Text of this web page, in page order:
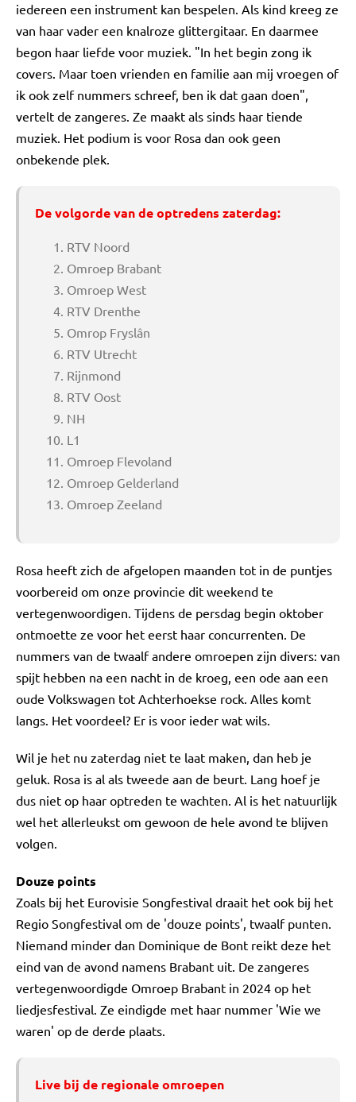
iedereen een instrument kan bespelen. Als kind kreeg ze
van haar vader een knalroze glittergitaar. En daarmee
begon haar liefde voor muziek. "In het begin zong ik
covers. Maar toen vrienden en familie aan mij vroegen of
ik ook zelf nummers schreef, ben ik dat gaan doen",
vertelt de zangeres. Ze maakt als sinds haar tiende
muziek. Het podium is voor Rosa dan ook geen
onbekende plek.
De volgorde van de optredens zaterdag:
RTV Noord
Omroep Brabant
Omroep West
RTV Drenthe
Omrop Fryslân
RTV Utrecht
Rijnmond
RTV Oost
NH
L1
Omroep Flevoland
Omroep Gelderland
Omroep Zeeland
Rosa heeft zich de afgelopen maanden tot in de puntjes
voorbereid om onze provincie dit weekend te
vertegenwoordigen. Tijdens de persdag begin oktober
ontmoette ze voor het eerst haar concurrenten. De
nummers van de twaalf andere omroepen zijn divers: van
spijt hebben na een nacht in de kroeg, een ode aan een
oude Volkswagen tot Achterhoekse rock. Alles komt
langs. Het voordeel? Er is voor ieder wat wils.
Wil je het nu zaterdag niet te laat maken, dan heb je
geluk. Rosa is al als tweede aan de beurt. Lang hoef je
dus niet op haar optreden te wachten. Al is het natuurlijk
wel het allerleukst om gewoon de hele avond te blijven
volgen.
Douze points
Zoals bij het Eurovisie Songfestival draait het ook bij het
Regio Songfestival om de 'douze points', twaalf punten.
Niemand minder dan Dominique de Bont reikt deze het
eind van de avond namens Brabant uit. De zangeres
vertegenwoordigde Omroep Brabant in 2024 op het
liedjesfestival. Ze eindigde met haar nummer 'Wie we
waren' op de derde plaats.
Live bij de regionale omroepen